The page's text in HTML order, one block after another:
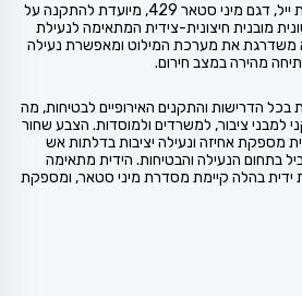
ידית הבהלה עם הלשונית מבית ייל, דגם מיני סטאר 429, מיועדת להתקנה על
מובנית חיצונית-צידית המתאימה לנעילת
משדרגת את מערכת המילוט ומאפשרת נעילה
מהירה במצב חירום.
בכל הדרישות והתקנים האירופיים לבטיחות, מה
למבני ציבור, למשרדים ולמוסדות. הצבע שחור
מספקת אחיזה ונעילה יציבות בדלתות אש
בתחום הנעילה והבטיחות. הידית מתאימה
בהלה קיימת מסדרת מיני סטאר, ומספקת